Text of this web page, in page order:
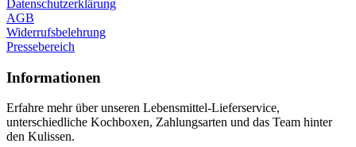
Datenschutzerklärung
AGB
Widerrufsbelehrung
Pressebereich
Informationen
Erfahre mehr über unseren Lebensmittel-Lieferservice,
unterschiedliche Kochboxen, Zahlungsarten und das Team hinter
den Kulissen.